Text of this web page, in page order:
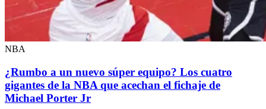
NBA
¿Rumbo a un nuevo súper equipo? Los cuatro
gigantes de la NBA que acechan el fichaje de
Michael Porter Jr